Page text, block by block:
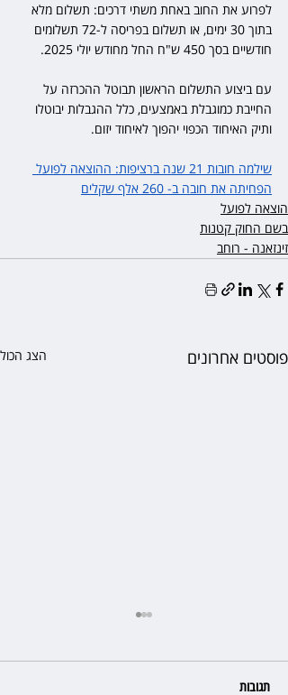
לפרוע את החוב באחת משתי דרכים: תשלום מלא
בתוך 30 ימים, או תשלום בפריסה ל-72 תשלומים
חודשיים בסך 450 ש"ח החל מחודש יולי 2025.
עם ביצוע התשלום הראשון תבוטל ההכרזה על
החייבת כמוגבלת באמצעים, כלל ההגבלות יבוטלו
ותיק האיחוד הכפוי יהפוך לאיחוד יזום.
שילמה חובות 21 שנה ברציפות: ההוצאה לפועל
הפחיתה את חובה ב- 260 אלף שקלים
הוצאה לפועל
בשם החוק קטנות
זינזאנה - רוחב
פוסטים אחרונים הצג הכול
תגובות